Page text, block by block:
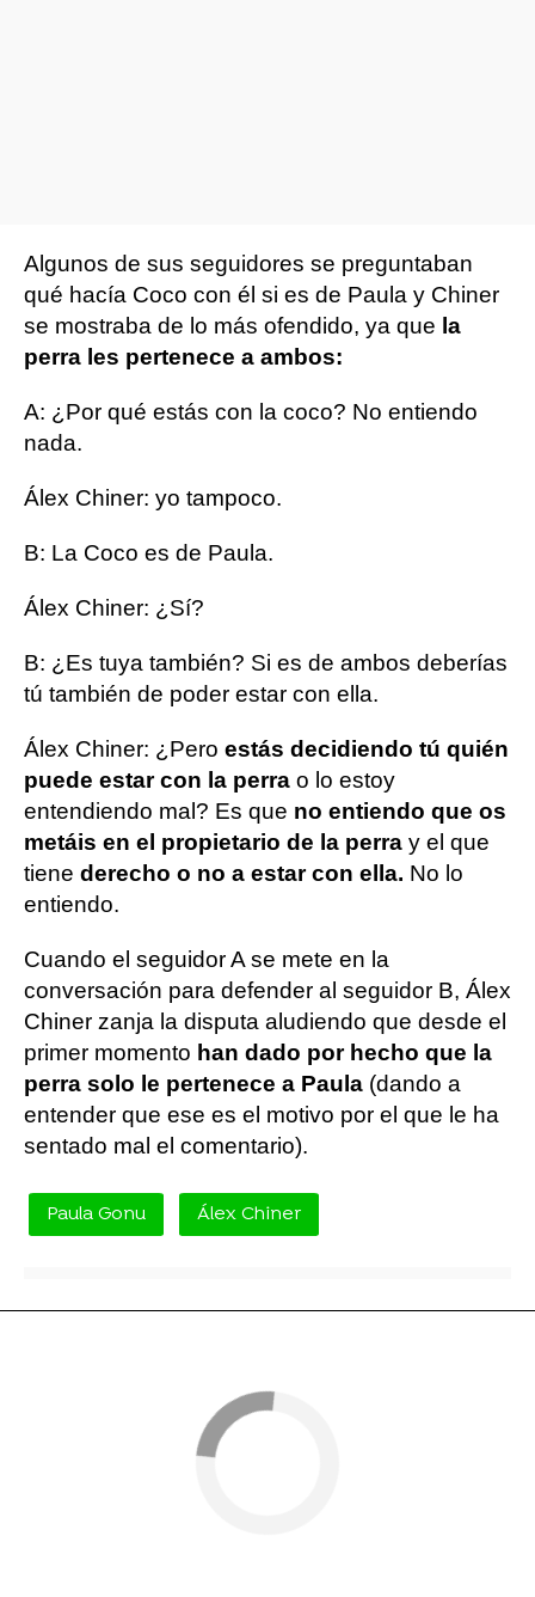
Algunos de sus seguidores se preguntaban
qué hacía Coco con él si es de Paula y Chiner
se mostraba de lo más ofendido, ya que la
perra les pertenece a ambos:
A: ¿Por qué estás con la coco? No entiendo
nada.
Álex Chiner: yo tampoco.
B: La Coco es de Paula.
Álex Chiner: ¿Sí?
B: ¿Es tuya también? Si es de ambos deberías
tú también de poder estar con ella.
Álex Chiner: ¿Pero estás decidiendo tú quién
puede estar con la perra o lo estoy
entendiendo mal? Es que no entiendo que os
metáis en el propietario de la perra y el que
tiene derecho o no a estar con ella. No lo
entiendo.
Cuando el seguidor A se mete en la
conversación para defender al seguidor B, Álex
Chiner zanja la disputa aludiendo que desde el
primer momento han dado por hecho que la
perra solo le pertenece a Paula (dando a
entender que ese es el motivo por el que le ha
sentado mal el comentario).
Paula Gonu Álex Chiner